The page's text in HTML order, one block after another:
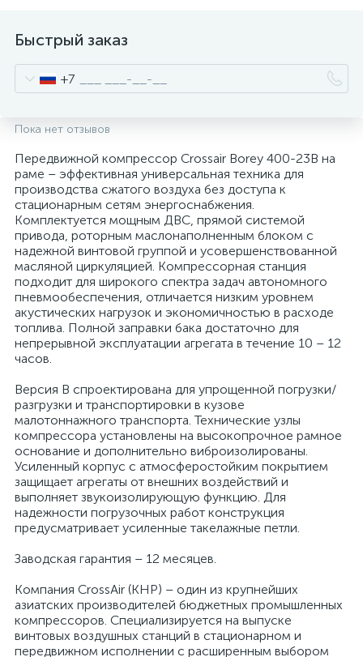
Быстрый заказ
+7
Пока нет отзывов
Передвижной компрессор Crossair Borey 400-23B на
раме – эффективная универсальная техника для
производства сжатого воздуха без доступа к
стационарным сетям энергоснабжения.
Комплектуется мощным ДВС, прямой системой
привода, роторным маслонаполненным блоком с
надежной винтовой группой и усовершенствованной
масляной циркуляцией. Компрессорная станция
подходит для широкого спектра задач автономного
пневмообеспечения, отличается низким уровнем
акустических нагрузок и экономичностью в расходе
топлива. Полной заправки бака достаточно для
непрерывной эксплуатации агрегата в течение 10 – 12
часов.
Версия B спроектирована для упрощенной погрузки/
разгрузки и транспортировки в кузове
малотоннажного транспорта. Технические узлы
компрессора установлены на высокопрочное рамное
основание и дополнительно виброизолированы.
Усиленный корпус с атмосферостойким покрытием
защищает агрегаты от внешних воздействий и
выполняет звукоизолирующую функцию. Для
надежности погрузочных работ конструкция
предусматривает усиленные такелажные петли.
Заводская гарантия – 12 месяцев.
Компания CrossAir (КНР) – один из крупнейших
азиатских производителей бюджетных промышленных
компрессоров. Специализируется на выпуске
винтовых воздушных станций в стационарном и
передвижном исполнении с расширенным выбором